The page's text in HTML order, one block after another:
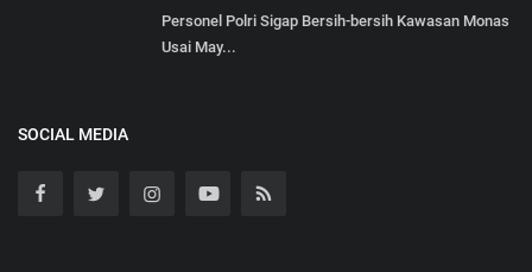
Personel Polri Sigap Bersih-bersih Kawasan Monas
Usai May...
SOCIAL MEDIA